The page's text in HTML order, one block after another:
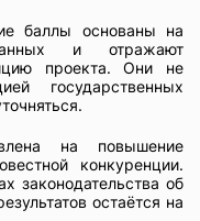
баллы основаны на
и отражают
проекта. Они не
государственных
на повышение
конкуренции.
законодательства об
остаётся на